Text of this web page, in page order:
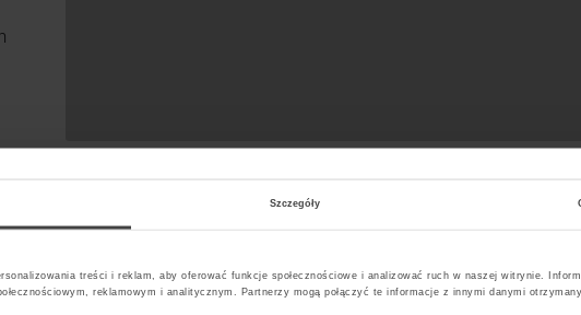
Szczegóły
treści i reklam, aby oferować funkcje społecznościowe i analizować ruch w naszej witrynie.
reklamowym i analitycznym. Partnerzy mogą połączyć te informacje z innymi danymi
Paczkomat